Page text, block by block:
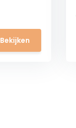
Bekijken